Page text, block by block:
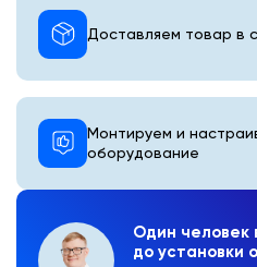
Один человек
до установки
Монтируем и
оборудование
Доставляем товар в